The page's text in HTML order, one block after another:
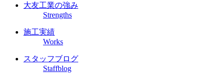
大友工業の強み
Strengths
施工実績
Works
スタッフブログ
Staffblog